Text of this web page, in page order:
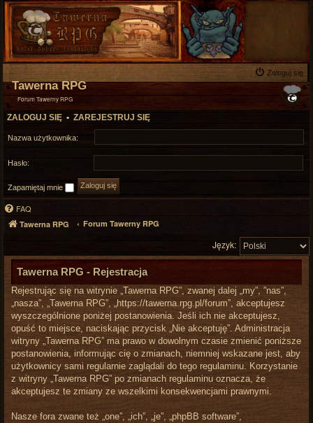
Zaloguj się
Tawerna RPG
Forum Tawerny RPG
ZALOGUJ SIĘ • ZAREJESTRUJ SIĘ
Nazwa użytkownika:
Hasło:
Zapamiętaj mnie
FAQ
Tawerna RPG Forum Tawerny RPG
Język:
Tawerna RPG - Rejestracja
Rejestrując się na witrynie „Tawerna RPG”, zwanej dalej „my”, ”nas”,
„nasza”, „Tawerna RPG”, „https://tawerna.rpg.pl/forum”, akceptujesz
wyszczególnione poniżej postanowienia. Jeśli ich nie akceptujesz,
opuść to miejsce, naciskając przycisk „Nie akceptuję”. Administracja
witryny „Tawerna RPG” ma prawo w dowolnym czasie zmienić poniższe
postanowienia, informując cię o zmianach, niemniej wskazane jest, aby
użytkownicy sami regularnie zaglądali do tego regulaminu. Korzystanie
z witryny „Tawerna RPG” po zmianach regulaminu oznacza, że
akceptujesz te zmiany ze wszelkimi konsekwencjami prawnymi.
Nasze fora zwane też „one”, „ich”, „je”, „phpBB software”,